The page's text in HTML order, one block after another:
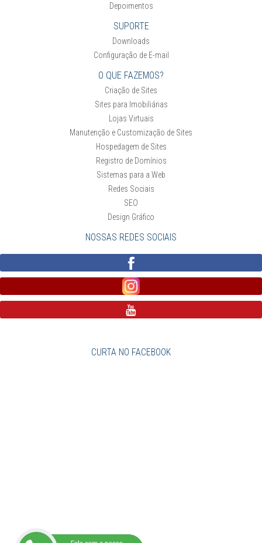
Depoimentos
SUPORTE
Downloads
Configuração de E-mail
O QUE FAZEMOS?
Criação de Sites
Sites para Imobiliárias
Lojas Virtuais
Manutenção e Customização de Sites
Hospedagem de Sites
Registro de Domínios
Sistemas para a Web
Redes Sociais
SEO
Design Gráfico
NOSSAS REDES SOCIAIS
CURTA NO FACEBOOK